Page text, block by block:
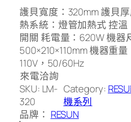
護貝寬度：320mm 護貝
熱系統：燈管加熱式 控
開關 耗電量：620W 機器
500×210×110mm 機器重量
110V，50/60Hz
來電洽詢
SKU: LM-
320
Category:
機系列
品牌： RESUN